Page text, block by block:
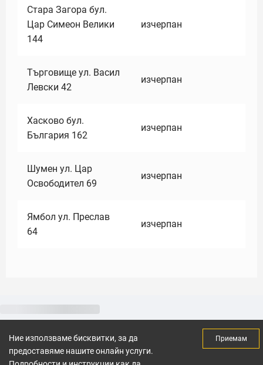
Стара Загора бул.
Цар Симеон Велики
144
изчерпан
Търговище ул. Васил
Левски 42
изчерпан
Хасково бул.
България 162
изчерпан
Шумен ул. Цар
Освободител 69
изчерпан
Ямбол ул. Преслав
64
изчерпан
Ние използваме бисквитки, за да
предоставяме нашите онлайн услуги.
Приемам